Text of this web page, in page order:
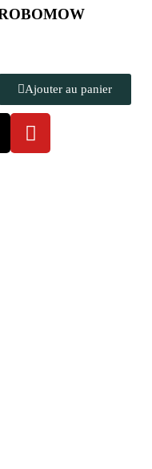
Ajouter au panier